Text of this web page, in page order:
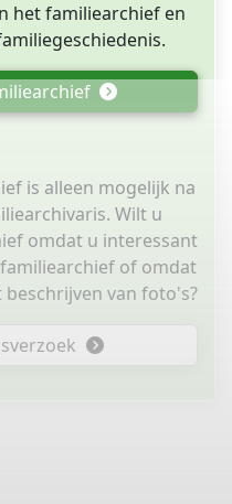
het familiearchief en
is alleen mogelijk na
Wilt u
omdat u interessant
of omdat
van foto's?